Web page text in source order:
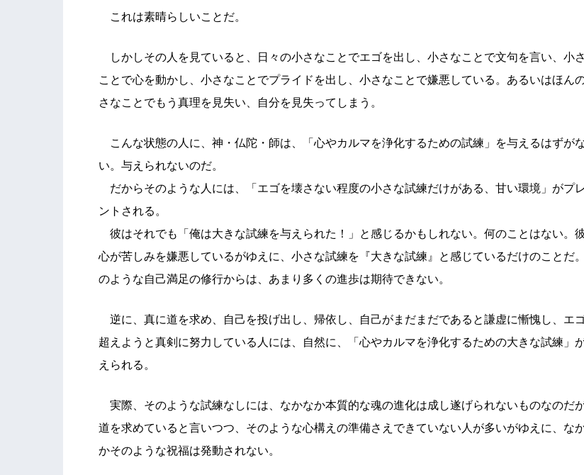
これは素晴らしいことだ。
しかしその人を見ていると、日々の小さなことでエゴを出し、小さなことで文句を言い、小
ことで心を動かし、小さなことでプライドを出し、小さなことで嫌悪している。あるいはほん
さなことでもう真理を見失い、自分を見失ってしまう。
こんな状態の人に、神・仏陀・師は、「心やカルマを浄化するための試練」を与えるはずが
い。与えられないのだ。
だからそのような人には、「エゴを壊さない程度の小さな試練だけがある、甘い環境」がプ
ントされる。
彼はそれでも「俺は大きな試練を与えられた！」と感じるかもしれない。何のことはない。
心が苦しみを嫌悪しているがゆえに、小さな試練を『大きな試練』と感じているだけのことだ
のような自己満足の修行からは、あまり多くの進歩は期待できない。
逆に、真に道を求め、自己を投げ出し、帰依し、自己がまだまだであると謙虚に慚愧し、エ
超えようと真剣に努力している人には、自然に、「心やカルマを浄化するための大きな試練」
えられる。
実際、そのような試練なしには、なかなか本質的な魂の進化は成し遂げられないものなのだが
道を求めていると言いつつ、そのような心構えの準備さえできていない人が多いがゆえに、な
かそのような祝福は発動されない。